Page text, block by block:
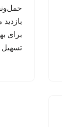
برای
تسهیل